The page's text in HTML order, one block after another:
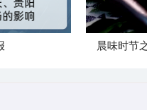
晨味时节